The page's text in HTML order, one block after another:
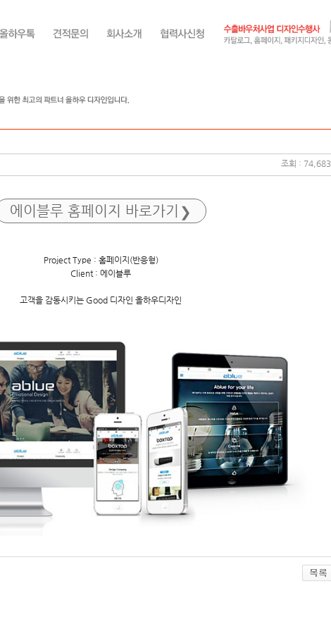
조회 : 74,683
에이블루 홈페이지 바로가기
Project Type : 홈페이지(반응형)
Client : 에이블루
고객을 감동시키는 Good 디자인 올하우디자인